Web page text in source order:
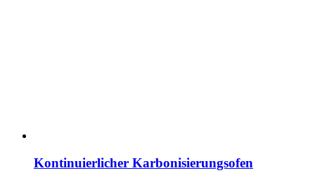
Kontinuierlicher Karbonisierungsofen